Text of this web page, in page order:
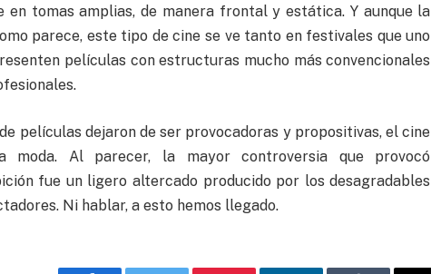
en tomas amplias, de manera frontal y estática. Y aunque la
parece, este tipo de cine se ve tanto en festivales que uno
películas con estructuras mucho más convencionales
películas dejaron de ser provocadoras y propositivas, el cine
moda. Al parecer, la mayor controversia que provocó
fue un ligero altercado producido por los desagradables
Ni hablar, a esto hemos llegado.